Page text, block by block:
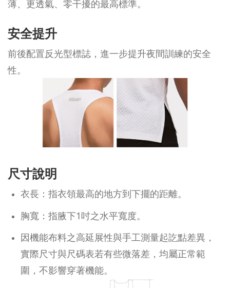
薄、更透氣、零干擾的最高標準。
安全提升
前後配置反光型標誌，進一步提升夜間訓練的安全
性。
尺寸說明
衣長：指衣領最高的地方到下擺的距離。
胸寬：指腋下1吋之水平寬度。
因機能布料之高延展性與手工測量起訖點差異，
實際尺寸與尺碼表若有些微落差，均屬正常範
圍，不影響穿著機能。